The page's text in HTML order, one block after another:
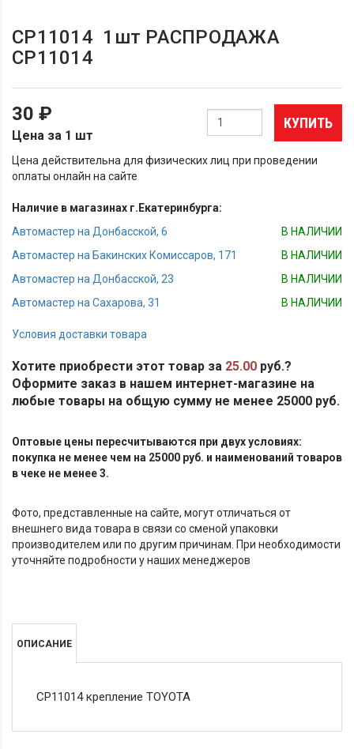
СР11014 1шт РАСПРОДАЖА
СР11014
30 ₽
Цена за 1 шт
КУПИТЬ
Цена действительна для физических лиц при проведении
оплаты онлайн на сайте
Наличие в магазинах г.Екатеринбурга:
Автомастер на Донбасской, 6
В НАЛИЧИИ
Автомастер на Бакинских Комиссаров, 171
В НАЛИЧИИ
Автомастер на Донбасской, 23
В НАЛИЧИИ
Автомастер на Сахарова, 31
В НАЛИЧИИ
Условия доставки товара
Хотите приобрести этот товар за 25.00 руб.?
Оформите заказ в нашем интернет-магазине на
любые товары на общую сумму не менее 25000 руб.
Оптовые цены пересчитываются при двух условиях:
покупка не менее чем на 25000 руб. и наименований товаров
в чеке не менее 3.
Фото, представленные на сайте, могут отличаться от
внешнего вида товара в связи со сменой упаковки
производителем или по другим причинам. При необходимости
уточняйте подробности у наших менеджеров
ОПИСАНИЕ
СР11014 крепление TOYOTA